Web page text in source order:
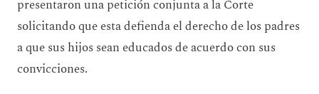
presentaron una petición conjunta a la Corte
solicitando que esta defienda el derecho de los padres
a que sus hijos sean educados de acuerdo con sus
convicciones.